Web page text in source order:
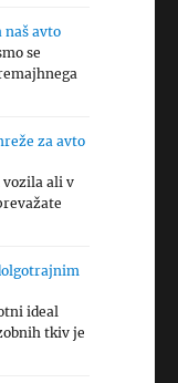
naš avto
se
za avto
vozila ali v
ideal
tkiv je